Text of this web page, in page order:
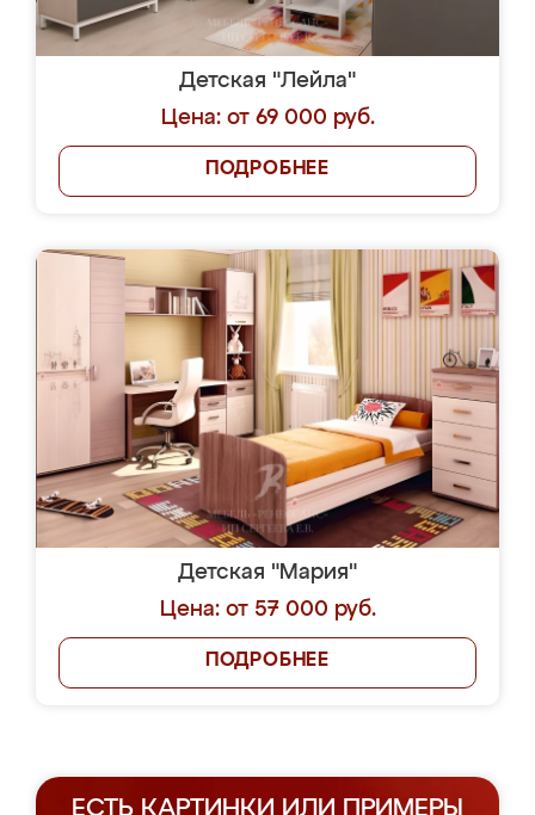
Детская "Лейла"
Цена: от 69 000 руб.
ПОДРОБНЕЕ
Детская "Мария"
Цена: от 57 000 руб.
ПОДРОБНЕЕ
ЕСТЬ КАРТИНКИ ИЛИ ПРИМЕРЫ